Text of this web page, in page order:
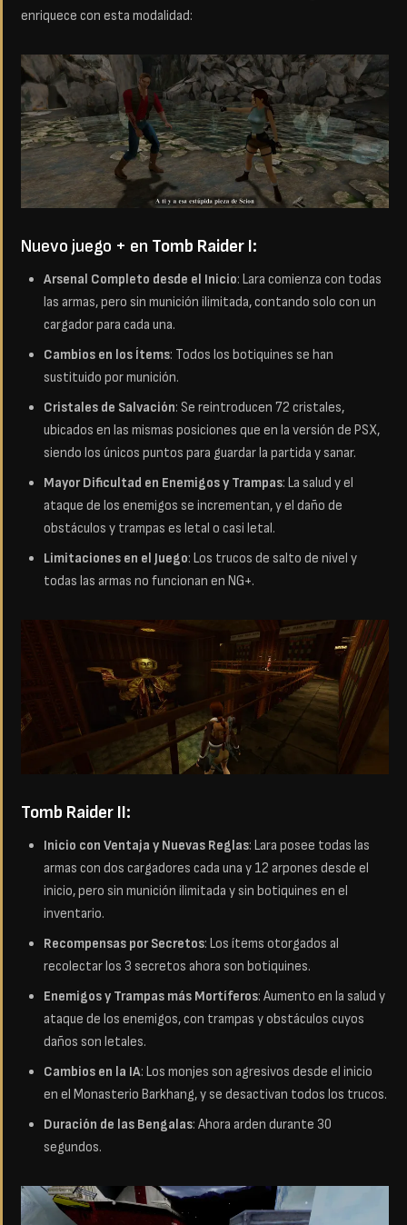
enriquece con esta modalidad:
Nuevo juego + en Tomb Raider I:
Arsenal Completo desde el Inicio: Lara comienza con todas
las armas, pero sin munición ilimitada, contando solo con un
cargador para cada una.
Cambios en los Ítems: Todos los botiquines se han
sustituido por munición.
Cristales de Salvación: Se reintroducen 72 cristales,
ubicados en las mismas posiciones que en la versión de PSX,
siendo los únicos puntos para guardar la partida y sanar.
Mayor Dificultad en Enemigos y Trampas: La salud y el
ataque de los enemigos se incrementan, y el daño de
obstáculos y trampas es letal o casi letal.
Limitaciones en el Juego: Los trucos de salto de nivel y
todas las armas no funcionan en NG+.
Tomb Raider II:
Inicio con Ventaja y Nuevas Reglas: Lara posee todas las
armas con dos cargadores cada una y 12 arpones desde el
inicio, pero sin munición ilimitada y sin botiquines en el
inventario.
Recompensas por Secretos: Los ítems otorgados al
recolectar los 3 secretos ahora son botiquines.
Enemigos y Trampas más Mortíferos: Aumento en la salud y
ataque de los enemigos, con trampas y obstáculos cuyos
daños son letales.
Cambios en la IA: Los monjes son agresivos desde el inicio
en el Monasterio Barkhang, y se desactivan todos los trucos.
Duración de las Bengalas: Ahora arden durante 30
segundos.